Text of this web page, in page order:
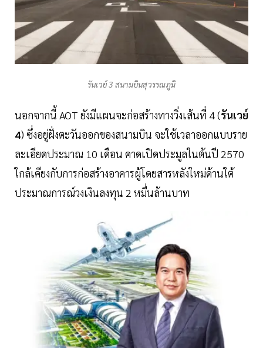
รันเวย์ 3 สนามบินสุวรรณภูมิ
นอกจากนี้ AOT ยังมีแผนจะก่อสร้างทางวิ่งเส้นที่ 4 (รันเวย์
4) ซึ่งอยู่ฝั่งตะวันออกของสนามบิน จะใช้เวลาออกแบบราย
ละเอียดประมาณ 10 เดือน คาดเปิดประมูลในต้นปี 2570
ใกล้เคียงกับการก่อสร้างอาคารผู้โดยสารหลังใหม่ด้านใต้
ประมาณการณ์วงเงินลงทุน 2 หมื่นล้านบาท